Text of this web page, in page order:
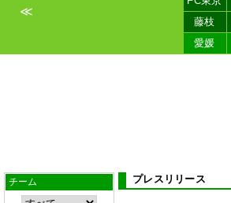
≪
藤枝
愛媛
チーム プレスリリース